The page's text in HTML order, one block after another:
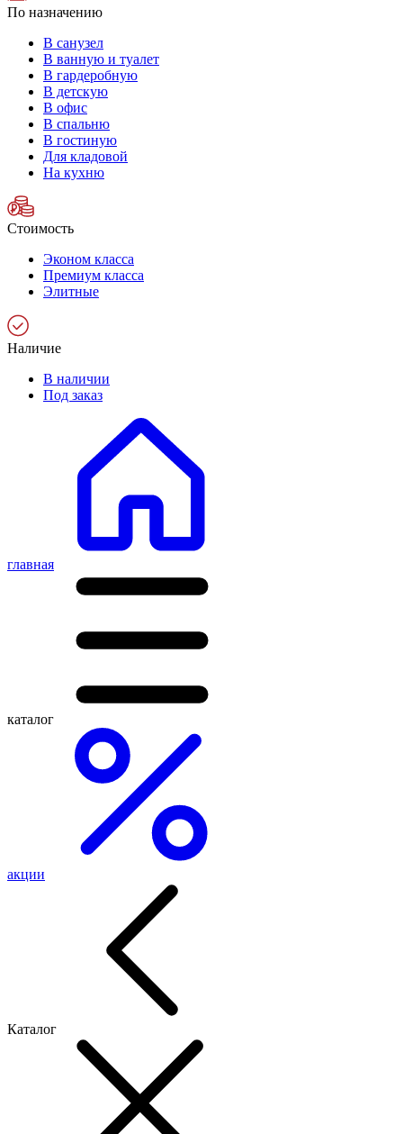
По назначению
В санузел
В ванную и туалет
В гардеробную
В детскую
В офис
В спальню
В гостиную
Для кладовой
На кухню
Стоимость
Эконом класса
Премиум класса
Элитные
Наличие
В наличии
Под заказ
главная
каталог
акции
Каталог